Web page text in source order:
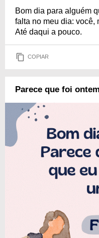
Bom dia para alguém
falta no meu dia: você,
Até daqui a pouco.
COPIAR
Parece que foi ontem